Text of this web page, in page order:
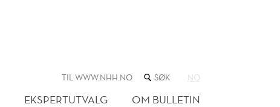
TIL WWW.NHH.NO SØK
NETTSTEDET
NO
EKSPERTUTVALG OM BULLETIN